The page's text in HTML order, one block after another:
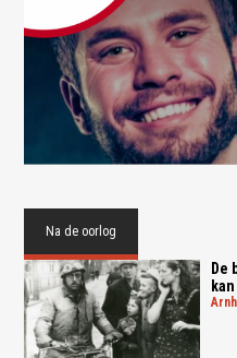
Na de oorlog
De